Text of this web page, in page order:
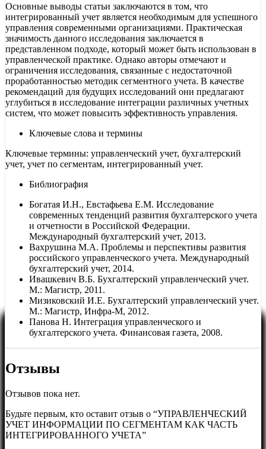
Основные выводы статьи заключаются в том, что
интегрированный учет является необходимым для успешного
управления современными организациями. Практическая
значимость данного исследования заключается в
представленном подходе, который может быть использован в
управленческой практике. Однако авторы отмечают и
ограничения исследования, связанные с недостаточной
проработанностью методик сегментного учета. В качестве
рекомендаций для будущих исследований они предлагают
углубиться в исследование интеграции различных учетных
систем, что может повысить эффективность управления.
Ключевые слова и термины
Ключевые термины: управленческий учет, бухгалтерский
учет, учет по сегментам, интегрированный учет.
Библиография
Богатая И.Н., Евстафьева Е.М. Исследование
современных тенденций развития бухгалтерского учета
и отчетности в Российской Федерации.
Международный бухгалтерский учет, 2013.
Вахрушина М.А. Проблемы и перспективы развития
российского управленческого учета. Международный
бухгалтерский учет, 2014.
Ивашкевич В.Б. Бухгалтерский управленческий учет.
М.: Магистр, 2011.
Мизиковский И.Е. Бухгалтерский управленческий учет.
М.: Магистр, Инфра-М, 2012.
Панова Н. Интеграция управленческого и
бухгалтерского учета. Финансовая газета, 2008.
Отзывы
Отзывов пока нет.
Будьте первым, кто оставит отзыв о “УПРАВЛЕНЧЕСКИЙ
УЧЕТ ИНФОРМАЦИИ ПО СЕГМЕНТАМ КАК ЧАСТЬ
ИНТЕГРИРОВАННОГО УЧЕТА”